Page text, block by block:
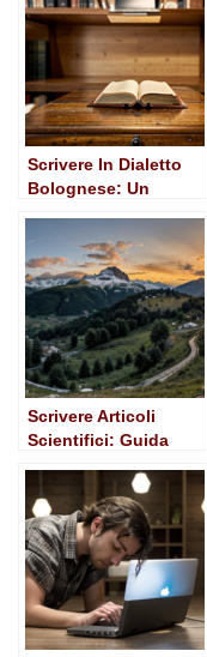
Scrivere In Dialetto
Bolognese: Un
Tradizione e
Creatività
Scrivere Articoli
Scientifici: Guida
Ricercatori e Studenti